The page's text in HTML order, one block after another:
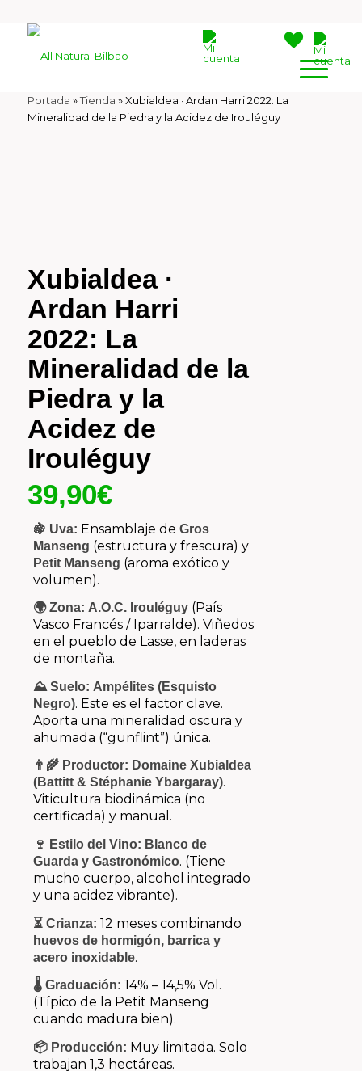
Portada »Tienda »Xubialdea · Ardan Harri 2022: La
Mineralidad de la Piedra y la Acidez de Irouléguy
Xubialdea ·
Ardan Harri
2022: La
Mineralidad de la
Piedra y la
Acidez de
Irouléguy
39,90€
🍇 Uva: Ensamblaje de Gros
Manseng (estructura y frescura) y
Petit Manseng (aroma exótico y
volumen).
🌍 Zona: A.O.C. Irouléguy(País
Vasco Francés / Iparralde). Viñedos
en el pueblo de Lasse,en laderas
de montaña.
⛰️ Suelo: Ampélites (Esquisto
Negro). Este es el factor clave.
Aporta una mineralidad oscura y
ahumada (“gunflint”) única.
👨‍🌾 Productor: Domaine Xubialdea
(Battitt & Stéphanie Ybargaray).
Viticultura biodinámica (no
certificada) y manual.
🍷 Estilo del Vino: Blanco de
Guarda y Gastronómico. (Tiene
mucho cuerpo,alcohol integrado
y una acidez vibrante).
⏳ Crianza: 12 meses combinando
huevos de hormigón, barrica y
acero inoxidable.
🌡️ Graduación: 14% – 14,5% Vol.
(Típico de la Petit Manseng
cuando madura bien).
📦 Producción: Muy limitada. Solo
trabajan 1,3 hectáreas.